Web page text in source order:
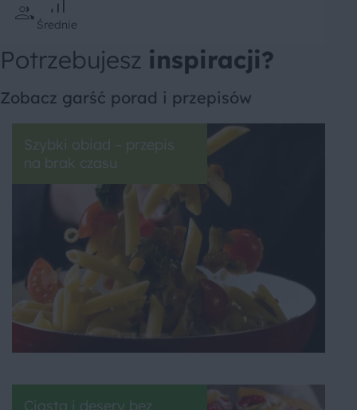
Średnie
Potrzebujesz inspiracji?
Zobacz garść porad i przepisów
Szybki obiad – przepis
na brak czasu
Ciasta i desery bez